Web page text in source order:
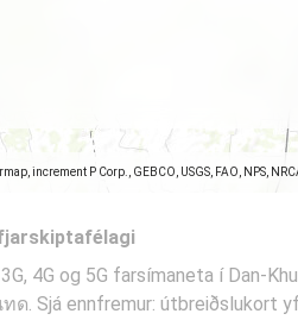
increment P Corp., GEBCO, USGS, FAO, NPS,
4G og 5G farsímaneta í Dan-
. Sjá ennfremur: útbreiðslukort